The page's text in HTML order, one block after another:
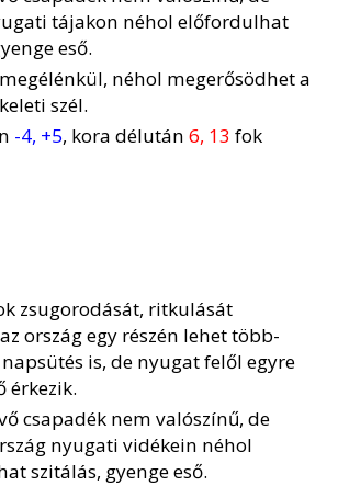
tájakon néhol előfordulhat
eső.
néhol megerősödhet a
szél.
-4, +5, kora délután 6, 13 fok
zsugorodását, ritkulását
ország egy részén lehet több-
is, de nyugat felől egyre
érkezik.
csapadék nem valószínű, de
nyugati vidékein néhol
szitálás, gyenge eső.